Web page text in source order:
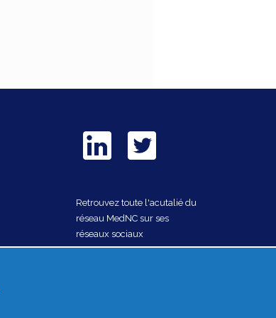
Retrouvez toute l'acutalié du
réseau MedNC sur ses
réseaux sociaux